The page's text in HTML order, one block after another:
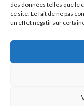
des données telles que le
ce site. Le fait de ne pas
un effet négatif sur